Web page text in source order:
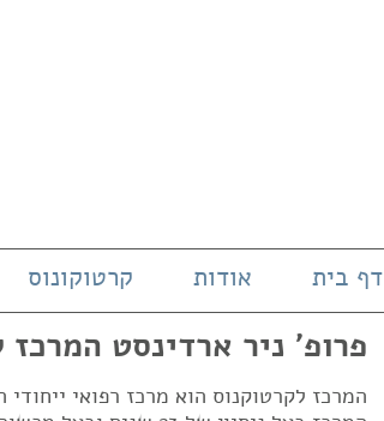
דף בית אודות קרטוקונוס
פרופ' ניר ארדינסט המרכז
המרכז לקרטוקנוס הוא מרכז רפואי